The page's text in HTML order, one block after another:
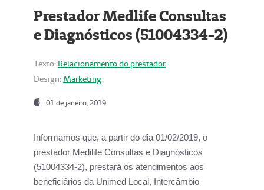
Prestador Medlife Consultas
e Diagnósticos (51004334-2)
Texto: Relacionamento do prestador
Design: Marketing
01 de janeiro, 2019
Informamos que, a partir do dia 01/02/2019, o
prestador Medilife Consultas e Diagnósticos
(51004334-2), prestará os atendimentos aos
beneficiários da Unimed Local, Intercâmbio